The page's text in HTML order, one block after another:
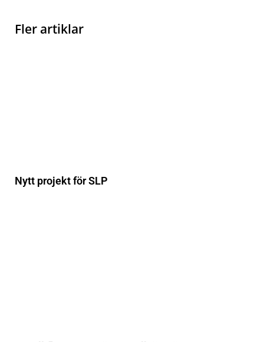
Fler artiklar
Nytt projekt för SLP